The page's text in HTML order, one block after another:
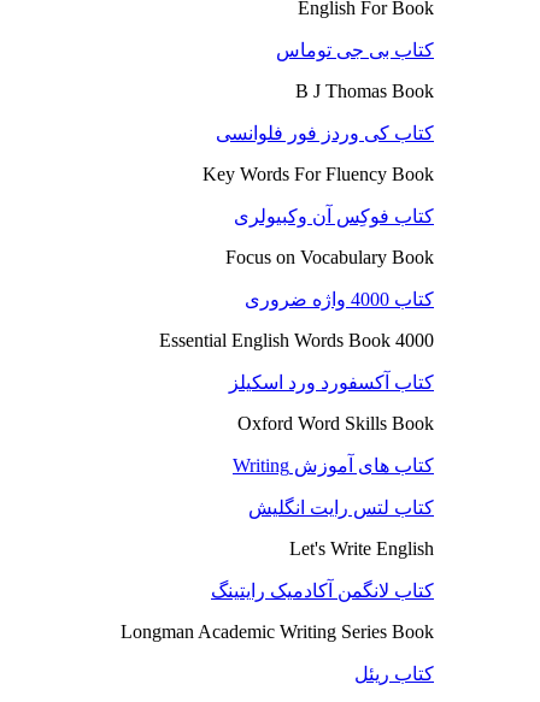
English For Book
کتاب بی جی توماس
B J Thomas Book
کتاب کی وردز فور فلوانسی
Key Words For Fluency Book
کتاب فوکِس آن وکبیولری
Focus on Vocabulary Book
کتاب 4000 واژه ضروری
4000 Essential English Words Book
کتاب آکسفورد ورد اسکیلز
Oxford Word Skills Book
کتاب های آموزش Writing
کتاب لتس رایت انگلیش
Let's Write English
کتاب لانگمن آکادمیک رایتینگ
Longman Academic Writing Series Book
کتاب ریئل